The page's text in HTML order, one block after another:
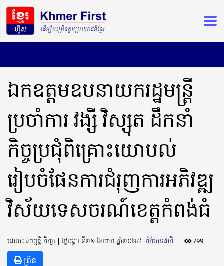
ឯកឧត្តមឧបនាយករដ្ឋមន្ត្រី
ប្រចាំការ វង្សី វិស្សុត ដឹកនាំ
កិច្ចប្រជុំពិគ្រោះយោបល់
រៀបចំផែនការជំរុញការអភិវឌ្ឍ
វិស័យទេសចរណ៍ខេត្តកំពង់ធំ
ដោយ៖ សម្បត្តិ កិត្យា ​​ | ថ្ងៃអង្គារ ទី២១ ខែមករា ឆ្នាំ២០២៥ ព័ត៌មានជាតិ 799
ព្រីន